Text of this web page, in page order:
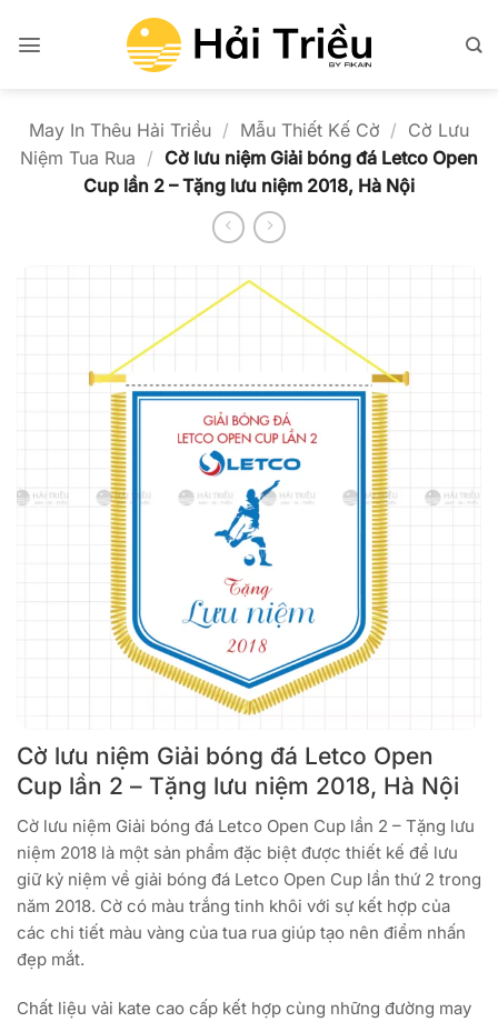
qua
May In Thêu Hải Triều / Mẫu Thiết Kế Cờ / Cờ Lưu
Niệm Tua Rua / Cờ lưu niệm Giải bóng đá Letco Open
Cup lần 2 – Tặng lưu niệm 2018, Hà Nội
Cờ lưu niệm Giải bóng đá Letco Open
Cup lần 2 – Tặng lưu niệm 2018, Hà Nội
Cờ lưu niệm Giải bóng đá Letco Open Cup lần 2 – Tặng lưu
niệm 2018 là một sản phẩm đặc biệt được thiết kế để lưu
giữ kỷ niệm về giải bóng đá Letco Open Cup lần thứ 2 trong
năm 2018. Cờ có màu trắng tinh khôi với sự kết hợp của
các chi tiết màu vàng của tua rua giúp tạo nên điểm nhấn
đẹp mắt.
Chất liệu vải kate cao cấp kết hợp cùng những đường may